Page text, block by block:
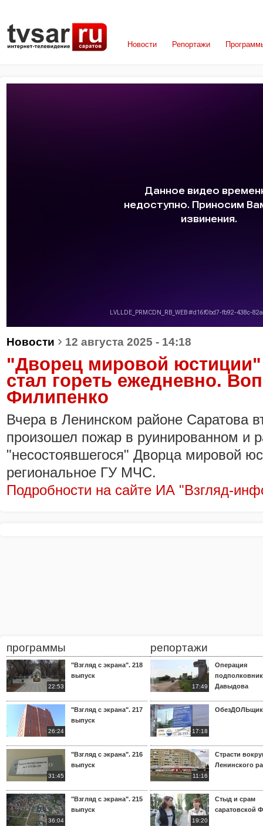
Новости Репортажи
Новости › 12 августа 2025 - 14:18
"Дворец мировой юстиции"
стал гореть ежедневно.
Филипенко
Вчера в Ленинском районе Саратова
произошел пожар в руинированном и
"несостоявшегося" Дворца мировой
региональное ГУ МЧС.
Подробности на сайте ИА "Взгляд-
программы
22:53
"Взгляд с экрана". 218
выпуск
26:24
"Взгляд с экрана". 217
выпуск
31:45
"Взгляд с экрана". 216
выпуск
36:04
"Взгляд с экрана". 215
выпуск
репортажи
17:49
Операция
Давыдова
17:18
11:16
Страсти
Ленинского
19:20
Стыд и срам
саратовской